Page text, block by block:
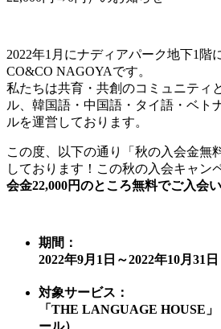
2022年1月にナディアパーク地下1階
CO&CO NAGOYAです。
私たちは共育・共創のコミュニティ
ル、韓国語・中国語・タイ語・ベト
ルを運営しております。
この度、以下の通り「秋の入会金無
しております！この秋の入会キャン
会金22,000円のところ無料でご入会
期間：
2022年9月1日～2022年10月31日
対象サービス：
「THE LANGUAGE HOUSE
ール）